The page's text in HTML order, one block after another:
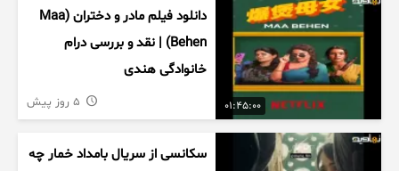
01:45:00
دانلود فیلم مادر و دختران (Maa
Behen) | نقد و بررسی درام
خانوادگی هندی
سکانسی از سریال بامداد خمار چه